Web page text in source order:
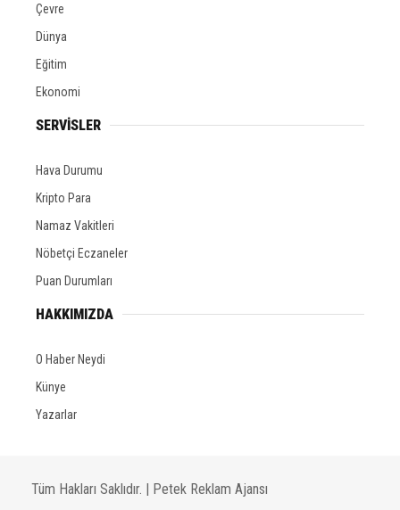
Çevre
Dünya
Eğitim
Ekonomi
SERVİSLER
Hava Durumu
Kripto Para
Namaz Vakitleri
Nöbetçi Eczaneler
Puan Durumları
HAKKIMIZDA
O Haber Neydi
Künye
Yazarlar
Tüm Hakları Saklıdır. | Petek Reklam Ajansı